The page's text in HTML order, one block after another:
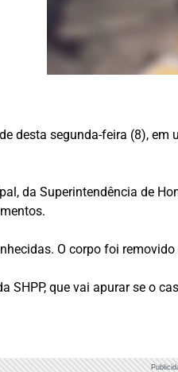
desta segunda-feira (8),
da Superintendência de
O corpo foi
SHPP, que vai apurar se o